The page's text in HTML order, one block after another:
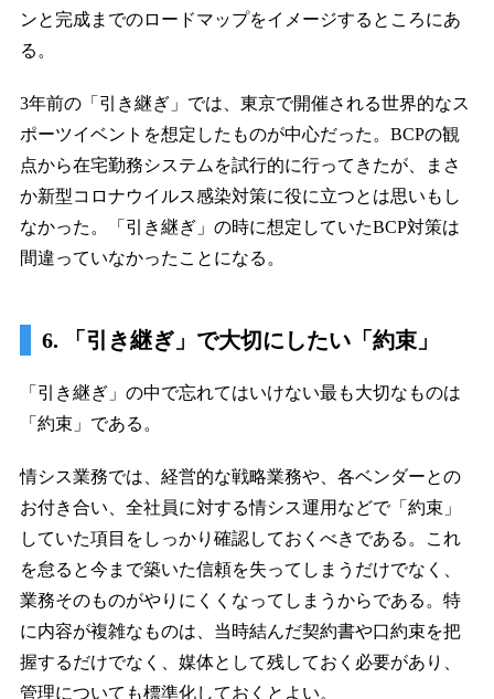
ンと完成までのロードマップをイメージするところにあ
る。
3年前の「引き継ぎ」では、東京で開催される世界的なス
ポーツイベントを想定したものが中心だった。BCPの観
点から在宅勤務システムを試行的に行ってきたが、まさ
か新型コロナウイルス感染対策に役に立つとは思いもし
なかった。「引き継ぎ」の時に想定していたBCP対策は
間違っていなかったことになる。
6. 「引き継ぎ」で大切にしたい「約束」
「引き継ぎ」の中で忘れてはいけない最も大切なものは
「約束」である。
情シス業務では、経営的な戦略業務や、各ベンダーとの
お付き合い、全社員に対する情シス運用などで「約束」
していた項目をしっかり確認しておくべきである。これ
を怠ると今まで築いた信頼を失ってしまうだけでなく、
業務そのものがやりにくくなってしまうからである。特
に内容が複雑なものは、当時結んだ契約書や口約束を把
握するだけでなく、媒体として残しておく必要があり、
管理についても標準化しておくとよい。